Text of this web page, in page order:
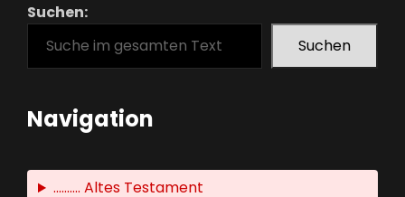
Suchen:
Suchen
Navigation
.......... Altes Testament